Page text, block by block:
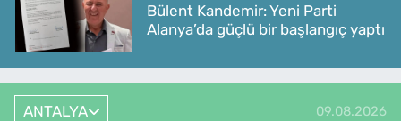
Bülent Kandemir: Yeni Parti
Alanya’da güçlü bir başlangıç yaptı
ANTALYA 09.08.2026